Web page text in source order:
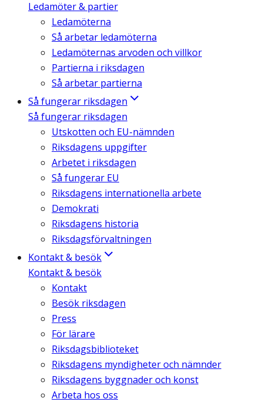
Ledamöter & partier
Ledamöterna
Så arbetar ledamöterna
Ledamöternas arvoden och villkor
Partierna i riksdagen
Så arbetar partierna
Så fungerar riksdagen
Så fungerar riksdagen
Utskotten och EU-nämnden
Riksdagens uppgifter
Arbetet i riksdagen
Så fungerar EU
Riksdagens internationella arbete
Demokrati
Riksdagens historia
Riksdagsförvaltningen
Kontakt & besök
Kontakt & besök
Kontakt
Besök riksdagen
Press
För lärare
Riksdagsbiblioteket
Riksdagens myndigheter och nämnder
Riksdagens byggnader och konst
Arbeta hos oss